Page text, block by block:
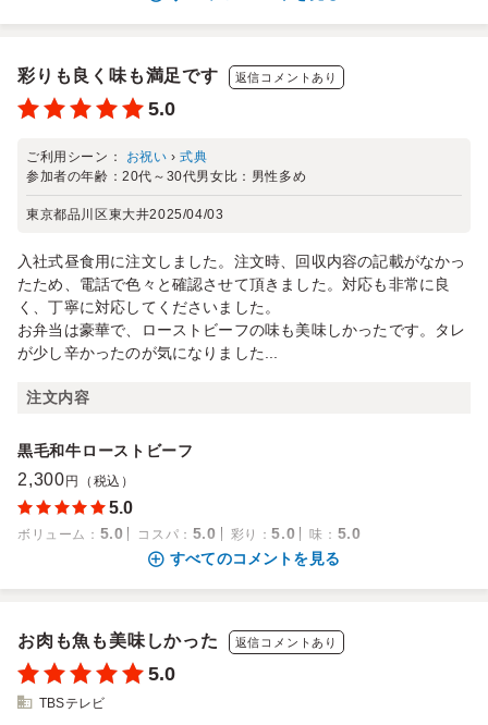
彩りも良く味も満足です 返信コメントあり
5.0
ご利用シーン： お祝い ›式典
参加者の年齢：20代～30代男女比： 男性多め
東京都品川区東大井2025/04/03
入社式昼食用に注文しました。注文時、回収内容の記載がなかっ
たため、電話で色々と確認させて頂きました。対応も非常に良
く、丁寧に対応してくださいました。
お弁当は豪華で、ローストビーフの味も美味しかったです。タレ
が少し辛かったのが気になりました...
注文内容
黒毛和牛ローストビーフ
2,300 円（税込）
5.0
ボリューム ： 5.0 コスパ ： 5.0 彩り ：5.0 味 ： 5.0
すべてのコメントを見る
お肉も魚も美味しかった 返信コメントあり
5.0
TBSテレビ